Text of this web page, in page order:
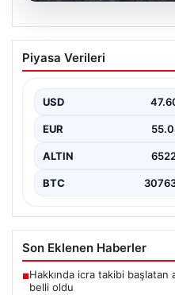
05.08.2026
Merkez Bankası
Zaman
Türkiye Cumhuriyet
üzere…
Piyasa Verileri
USD
EUR
ALTIN
BTC
Son Eklenen Haberler
■Hakkında icra takibi
belli oldu